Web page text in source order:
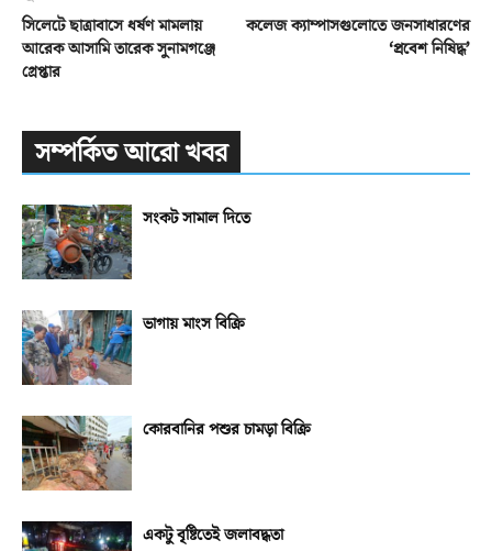
সিলেটে ছাত্রাবাসে ধর্ষণ মামলায়
আরেক আসামি তারেক সুনামগঞ্জে
গ্রেপ্তার
কলেজ ক্যাম্পাসগুলোতে জনসাধারণের
‘প্রবেশ নিষিদ্ধ’
সম্পর্কিত আরো খবর
সংকট সামাল দিতে
ভাগায় মাংস বিক্রি
কোরবানির পশুর চামড়া বিক্রি
একটু বৃষ্টিতেই জলাবদ্ধতা